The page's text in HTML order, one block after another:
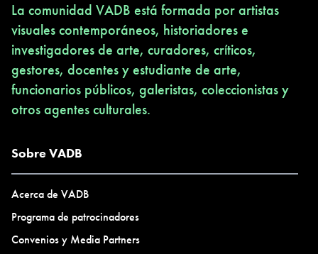
La comunidad VADB está formada por artistas
visuales contemporáneos, historiadores e
investigadores de arte, curadores, críticos,
gestores, docentes y estudiante de arte,
funcionarios públicos, galeristas, coleccionistas y
otros agentes culturales.
Sobre VADB
Acerca de VADB
Programa de patrocinadores
Convenios y Media Partners